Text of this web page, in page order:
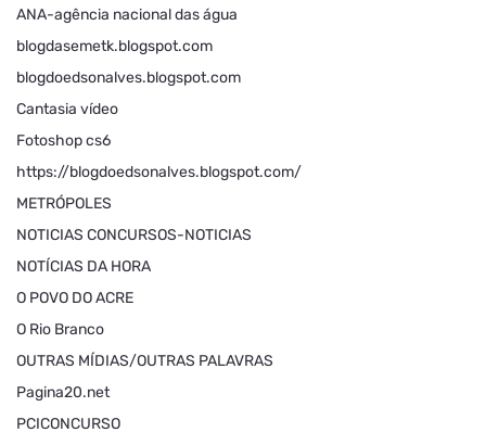
ANA-agência nacional das água
blogdasemetk.blogspot.com
blogdoedsonalves.blogspot.com
Cantasia vídeo
Fotoshop cs6
https://blogdoedsonalves.blogspot.com/
METRÓPOLES
NOTICIAS CONCURSOS-NOTICIAS
NOTÍCIAS DA HORA
O POVO DO ACRE
O Rio Branco
OUTRAS MÍDIAS/OUTRAS PALAVRAS
Pagina20.net
PCICONCURSO